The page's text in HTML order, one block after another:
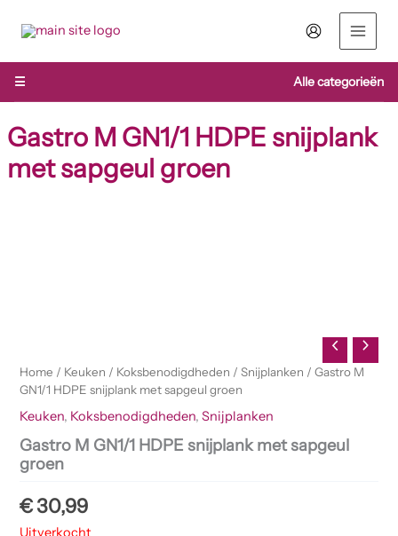
naar
inhoud
☰
Alle categorieën
Gastro M GN1/1 HDPE snijplank
met sapgeul groen
Home / Keuken / Koksbenodigdheden /Snijplanken / Gastro M
GN1/1 HDPE snijplank met sapgeul groen
Keuken, Koksbenodigdheden,Snijplanken
Gastro M GN1/1 HDPE snijplank met sapgeul
groen
€30,99
Uitverkocht